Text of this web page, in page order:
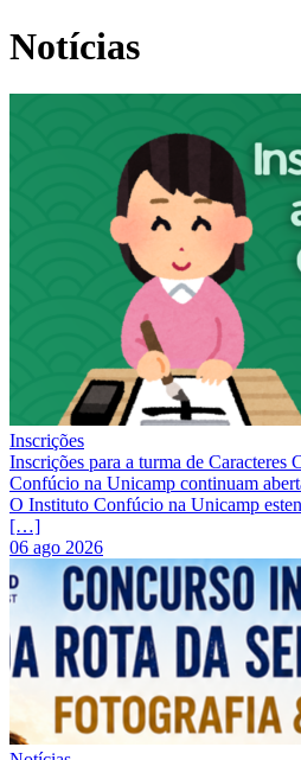
Notícias
Inscrições
Inscrições para a turma de Caracteres
Confúcio na Unicamp continuam
O Instituto Confúcio na Unicamp
[…]
06 ago 2026